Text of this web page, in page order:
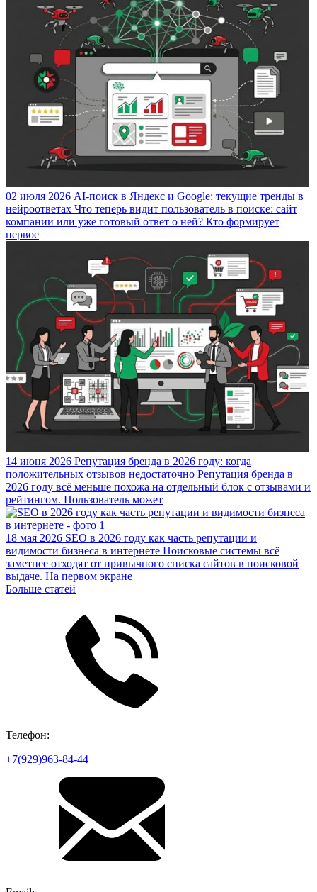
02 июля 2026 AI-поиск в Яндекс и Google: текущие тренды в
нейроответах Что теперь видит пользователь в поиске: сайт
компании или уже готовый ответ о ней? Кто формирует
первое
14 июня 2026 Репутация бренда в 2026 году: когда
положительных отзывов недостаточно Репутация бренда в
2026 году всё меньше похожа на отдельный блок с отзывами и
рейтингом. Пользователь может
18 мая 2026 SEO в 2026 году как часть репутации и
видимости бизнеса в интернете Поисковые системы всё
заметнее отходят от привычного списка сайтов в поисковой
выдаче. На первом экране
Больше статей
Телефон:
+7(929)963-84-44